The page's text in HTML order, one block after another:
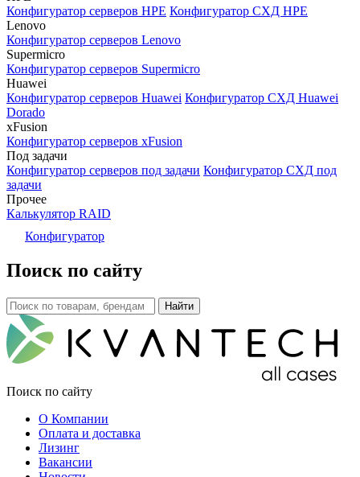
Конфигуратор серверов HPE Конфигуратор СХД HPE
Lenovo
Конфигуратор серверов Lenovo
Supermicro
Конфигуратор серверов Supermicro
Huawei
Конфигуратор серверов Huawei Конфигуратор СХД Huawei
Dorado
xFusion
Конфигуратор серверов xFusion
Под задачи
Конфигуратор серверов под задачи Конфигуратор СХД под
задачи
Прочее
Калькулятор RAID
Конфигуратор
Поиск по сайту
Поиск по сайту
О Компании
Оплата и доставка
Лизинг
Вакансии